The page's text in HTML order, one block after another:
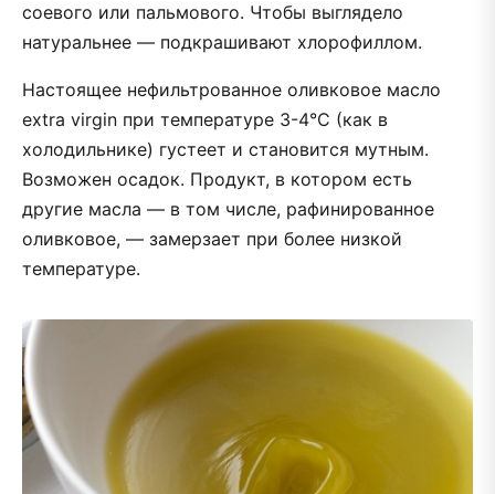
соевого или пальмового. Чтобы выглядело
натуральнее — подкрашивают хлорофиллом.
Настоящее нефильтрованное оливковое масло
extra virgin при температуре 3-4°C (как в
холодильнике) густеет и становится мутным.
Возможен осадок. Продукт, в котором есть
другие масла — в том числе, рафинированное
оливковое, — замерзает при более низкой
температуре.